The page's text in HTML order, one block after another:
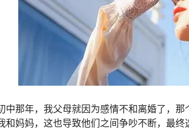
中那年，我父母就因为感情不和离婚了，
和妈妈，这也导致他们之间争吵不断，最